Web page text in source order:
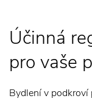
Účinná
pro vaše
Bydlení v podkroví